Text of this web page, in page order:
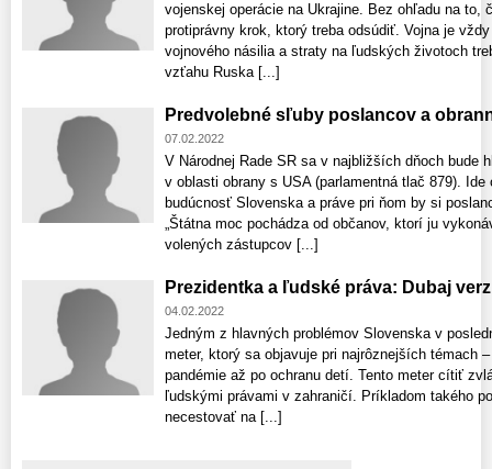
vojenskej operácie na Ukrajine. Bez ohľadu na to,
protiprávny krok, ktorý treba odsúdiť. Vojna je
vojnového násilia a straty na ľudských životoch
vzťahu Ruska [...]
Predvolebné sľuby poslancov a
07.02.2022
V Národnej Rade SR sa v najbližších dňoch bude
v oblasti obrany s USA (parlamentná tlač 879).
budúcnosť Slovenska a práve pri ňom by si
„Štátna moc pochádza od občanov, ktorí ju
volených zástupcov [...]
Prezidentka a ľudské práva: Dubaj
04.02.2022
Jedným z hlavných problémov Slovenska v
meter, ktorý sa objavuje pri najrôznejších témach
pandémie až po ochranu detí. Tento meter cítiť
ľudskými právami v zahraničí. Príkladom takého
necestovať na [...]